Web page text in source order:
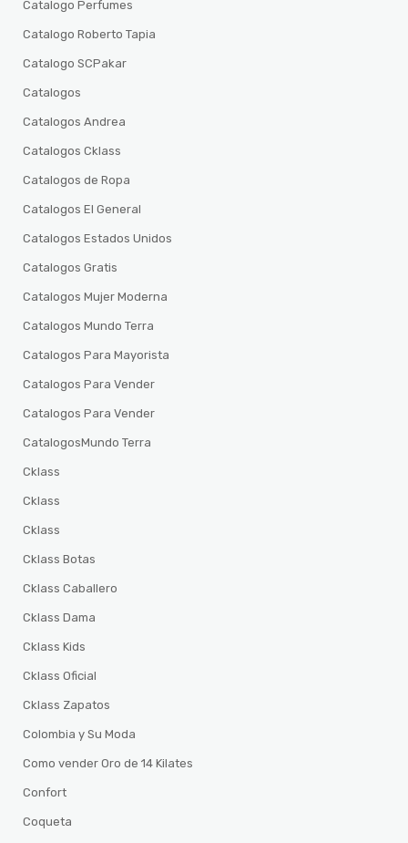
Catalogo Perfumes
Catalogo Roberto Tapia
Catalogo SCPakar
Catalogos
Catalogos Andrea
Catalogos Cklass
Catalogos de Ropa
Catalogos El General
Catalogos Estados Unidos
Catalogos Gratis
Catalogos Mujer Moderna
Catalogos Mundo Terra
Catalogos Para Mayorista
Catalogos Para Vender
Catalogos Para Vender
CatalogosMundo Terra
Cklass
Cklass
Cklass
Cklass Botas
Cklass Caballero
Cklass Dama
Cklass Kids
Cklass Oficial
Cklass Zapatos
Colombia y Su Moda
Como vender Oro de 14 Kilates
Confort
Coqueta